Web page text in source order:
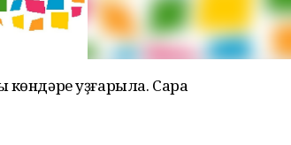
уҙғарыла. Сара